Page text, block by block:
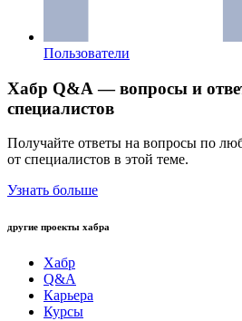
Пользователи
Хабр Q&A — вопросы и
специалистов
Получайте ответы на вопросы по
от специалистов в этой теме.
Узнать больше
другие проекты хабра
Хабр
Q&A
Карьера
Курсы